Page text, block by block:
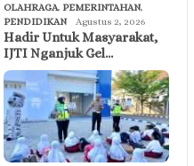
OLAHRAGA, PEMERINTAHAN,
PENDIDIKAN
Agustus 2, 2026
Hadir Untuk Masyarakat,
IJTI Nganjuk Gel…